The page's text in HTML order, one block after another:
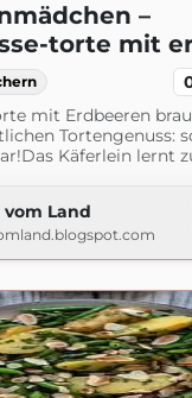
–
torte mit
mit Erdbeeren
Tortengenuss:
Käferlein lernt
vom Land